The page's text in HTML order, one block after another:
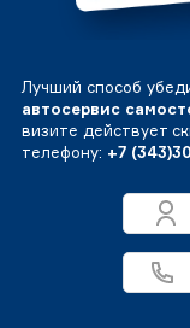
Лучший способ
автосервис
визите действует
телефону: +7